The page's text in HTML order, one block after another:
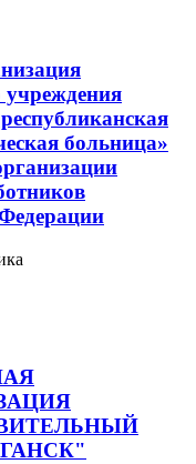
учреждения
больница»